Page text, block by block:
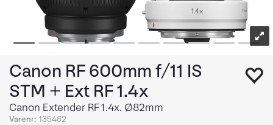
Canon RF 600mm f/11 IS
STM + Ext RF 1.4x
Canon Extender RF 1.4x. Ø82mm
Varenr: 135462